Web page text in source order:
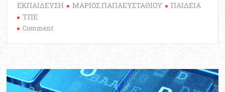
ΕΚΠΑΙΔΕΥΣΗ
ΜΑΡΙΟΣ ΠΑΠΑΕΥΣΤΑΘΙΟΥ
ΠΑΙΔΕΙΑ
ΤΠΕ
Comment
Δημοκρατία